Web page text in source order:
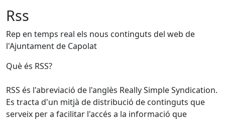
Rss
Rep en temps real els nous continguts del web de
l'Ajuntament de Capolat
Què és RSS?
RSS és l'abreviació de l'anglès Really Simple Syndication.
Es tracta d'un mitjà de distribució de continguts que
serveix per a facilitar l'accés a la informació que